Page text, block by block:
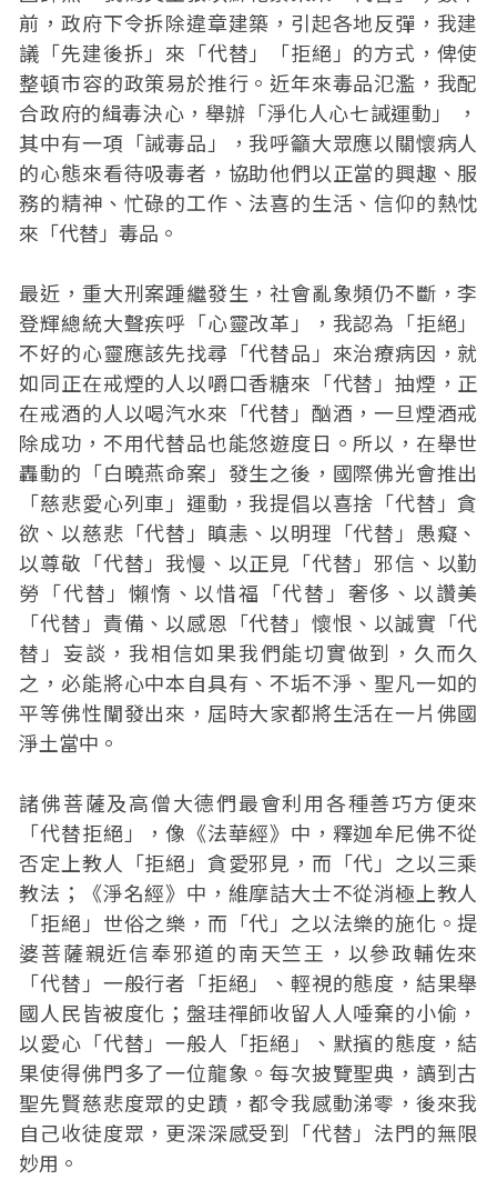
前，政府下令拆除違章建築，引起各地反彈，我建
議「先建後拆」來「代替」「拒絕」的方式，俾使
整頓市容的政策易於推行。近年來毒品氾濫，我配
合政府的緝毒決心，舉辦「淨化人心七誡運動」 ，
其中有一項「誡毒品」，我呼籲大眾應以關懷病人
的心態來看待吸毒者，協助他們以正當的興趣、服
務的精神、忙碌的工作、法喜的生活、信仰的熱忱
來「代替」毒品。
最近，重大刑案踵繼發生，社會亂象頻仍不斷，李
登輝總統大聲疾呼「心靈改革」，我認為「拒絕」
不好的心靈應該先找尋「代替品」來治療病因，就
如同正在戒煙的人以嚼口香糖來「代替」抽煙，正
在戒酒的人以喝汽水來「代替」酗酒，一旦煙酒戒
除成功，不用代替品也能悠遊度日。所以，在舉世
轟動的「白曉燕命案」發生之後，國際佛光會推出
「慈悲愛心列車」運動，我提倡以喜捨「代替」貪
欲、以慈悲「代替」瞋恚、以明理「代替」愚癡、
以尊敬「代替」我慢、以正見「代替」邪信、以勤
勞「代替」懶惰、以惜福「代替」奢侈、以讚美
「代替」責備、以感恩「代替」懷恨、以誠實「代
替」妄談，我相信如果我們能切實做到，久而久
之，必能將心中本自具有、不垢不淨、聖凡一如的
平等佛性闡發出來，屆時大家都將生活在一片佛國
淨土當中。
諸佛菩薩及高僧大德們最會利用各種善巧方便來
「代替拒絕」，像《法華經》中，釋迦牟尼佛不從
否定上教人「拒絕」貪愛邪見，而「代」之以三乘
教法；《淨名經》中，維摩詰大士不從消極上教人
「拒絕」世俗之樂，而「代」之以法樂的施化。提
婆菩薩親近信奉邪道的南天竺王，以參政輔佐來
「代替」一般行者「拒絕」、輕視的態度，結果舉
國人民皆被度化；盤珪禪師收留人人唾棄的小偷，
以愛心「代替」一般人「拒絕」、默擯的態度，結
果使得佛門多了一位龍象。每次披覽聖典，讀到古
聖先賢慈悲度眾的史蹟，都令我感動涕零，後來我
自己收徒度眾，更深深感受到「代替」法門的無限
妙用。